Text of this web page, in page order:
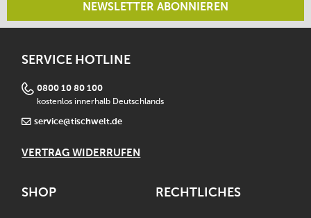
NEWSLETTER ABONNIEREN
SERVICE HOTLINE
0800 10 80 100
kostenlos innerhalb Deutschlands
service@tischwelt.de
VERTRAG WIDERRUFEN
SHOP RECHTLICHES